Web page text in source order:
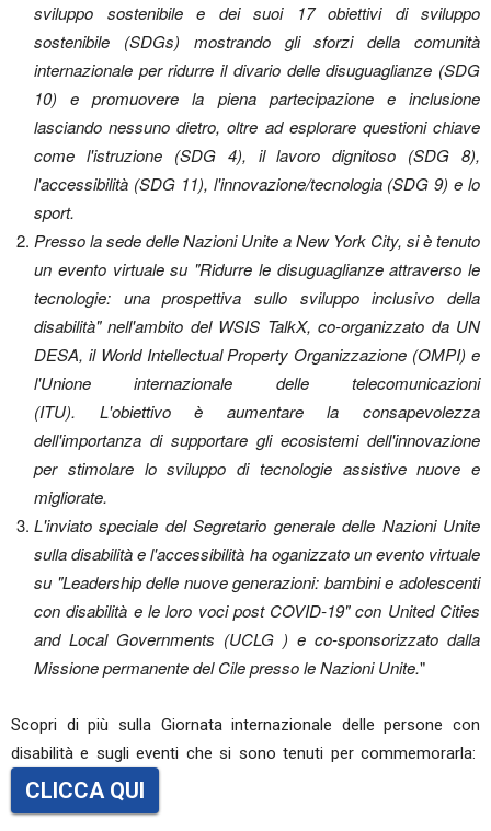
sviluppo sostenibile e dei suoi 17 obiettivi di sviluppo
sostenibile (SDGs) mostrando gli sforzi della comunità
internazionale per ridurre il divario delle disuguaglianze (SDG
10) e promuovere la piena partecipazione e inclusione
lasciando nessuno dietro, oltre ad esplorare questioni chiave
come l'istruzione (SDG 4), il lavoro dignitoso (SDG 8),
l'accessibilità (SDG 11), l'innovazione/tecnologia (SDG 9) e lo
sport.
Presso la sede delle Nazioni Unite a New York City, si è tenuto
un evento virtuale su "Ridurre le disuguaglianze attraverso le
tecnologie: una prospettiva sullo sviluppo inclusivo della
disabilità" nell'ambito del WSIS TalkX, co-organizzato da UN
DESA, il World Intellectual Property Organizzazione (OMPI) e
l'Unione internazionale delle telecomunicazioni
(ITU). L'obiettivo è aumentare la consapevolezza
dell'importanza di supportare gli ecosistemi dell'innovazione
per stimolare lo sviluppo di tecnologie assistive nuove e
migliorate.
L'inviato speciale del Segretario generale delle Nazioni Unite
sulla disabilità e l'accessibilità ha oganizzato un evento virtuale
su "Leadership delle nuove generazioni: bambini e adolescenti
con disabilità e le loro voci post COVID-19" con United Cities
and Local Governments (UCLG ) e co-sponsorizzato dalla
Missione permanente del Cile presso le Nazioni Unite."
Scopri di più sulla Giornata internazionale delle persone con
disabilità e sugli eventi che si sono tenuti per commemorarla:
CLICCA QUI